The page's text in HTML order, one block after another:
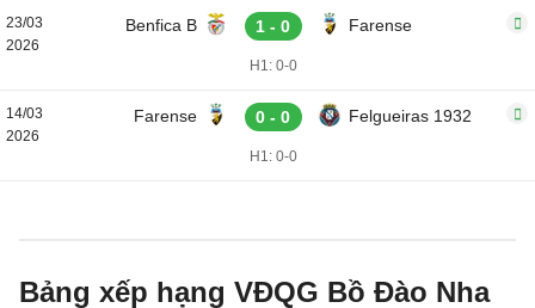
23/03
2026
Benfica B 1 - 0 Farense
H1: 0-0
14/03
2026
Farense 0 - 0 Felgueiras 1932
H1: 0-0
Bảng xếp hạng VĐQG Bồ Đào Nha